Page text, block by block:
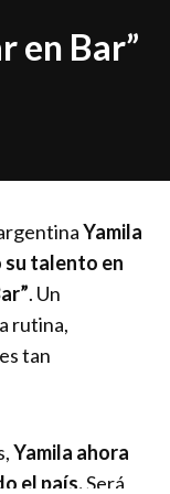
en Bar”
Yamila
su talento en
. Un
rutina,
tan
Yamila ahora
el país. Será